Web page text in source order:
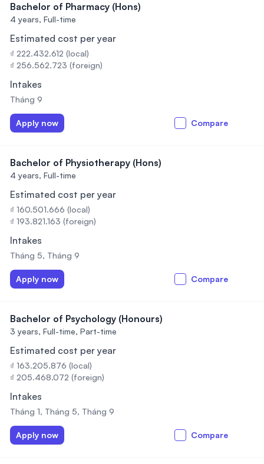
Bachelor of Pharmacy (Hons)
4 years, Full-time
Estimated cost per year
₫ 222.432.612 (local)
₫ 256.562.723 (foreign)
Intakes
Tháng 9
Apply now Compare
Bachelor of Physiotherapy (Hons)
4 years, Full-time
Estimated cost per year
₫ 160.501.666 (local)
₫ 193.821.163 (foreign)
Intakes
Tháng 5, Tháng 9
Apply now Compare
Bachelor of Psychology (Honours)
3 years, Full-time, Part-time
Estimated cost per year
₫ 163.205.876 (local)
₫ 205.468.072 (foreign)
Intakes
Tháng 1, Tháng 5, Tháng 9
Apply now Compare